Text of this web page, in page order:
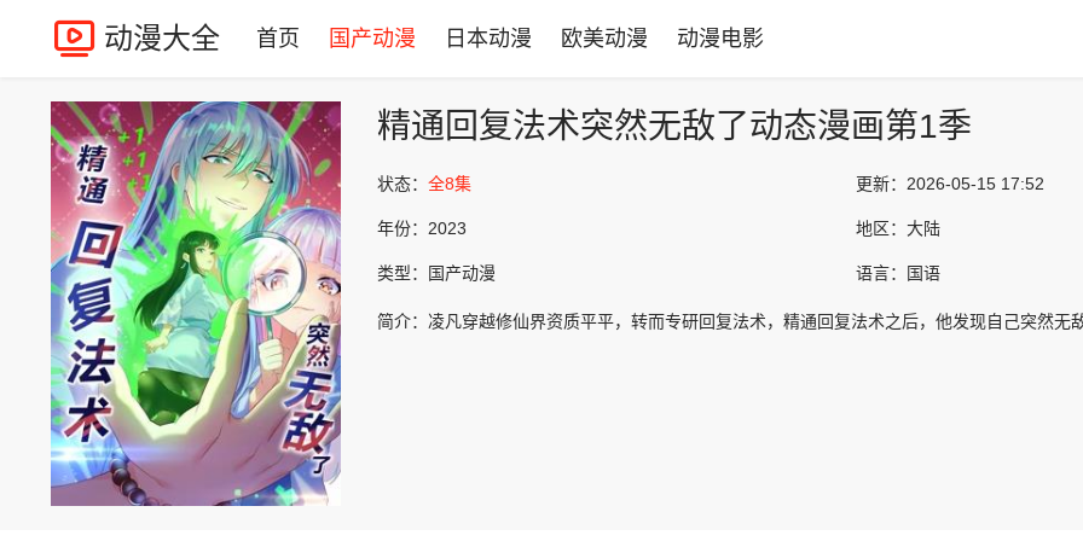
动漫大全 首页 国产动漫 日本动漫 欧美动漫 动漫电影
精通回复法术突然无敌了动态漫画第1季
状态： 全8集 更新： 2026-05-15 17:52
年份： 2023 地区： 大陆
类型： 国产动漫 语言： 国语
简介： 凌凡穿越修仙界资质平平，转而专研回复法术，精通回复法术之后，他发现自己突然无